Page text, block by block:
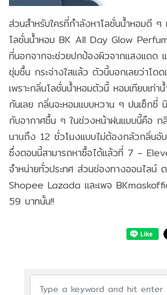
ส่วนสำหรับใครที่กำลังหาโลชั่นน้ำหอมดี ๆ
โลชั่นน้ำหอม BK All Day Glow
ที่นอกจากจะช่วยปกป้องผิวจากแสงแดด แ
ชุ่มชื้น กระจ่างใสแล้ว ตัวนี้บอกเลยว่าโดด
เพราะกลิ่นโลชั่นน้ำหอมตัวนี้ หอมเทียบเท่
กันเลย กลิ่นจะหอมแบบหวาน ๆ ปนเซ็กซี่
กับอากาศชื้น ๆ ในช่วงหน้าฝนแบบนี้คือ
นานถึง 12 ชั่วโมงแบบไม่ต้องกลัวกลิ่นอับ
ซึ่งตอนนี้สามารถหาซื้อได้แล้วที่ 7 –
จำหน่ายทั่วประทศ ส่วนช่องทางออนไลน์
Shopee Lazada และเพจ
59 บาทนั้น!!